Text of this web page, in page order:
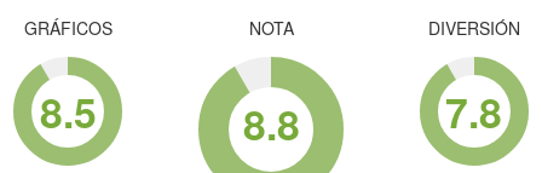
GRÁFICOS
8.5
NOTA
8.8
DIVERSIÓN
7.8